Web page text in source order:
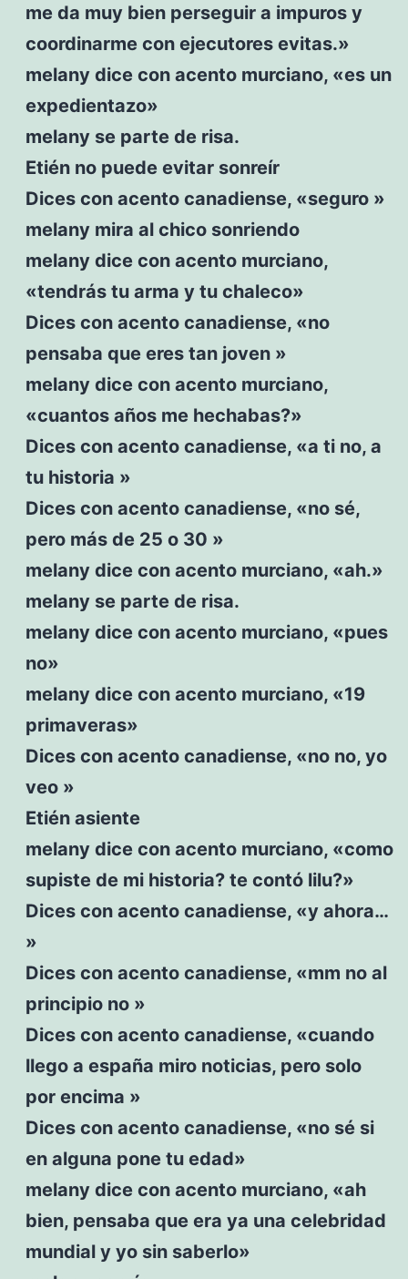
me da muy bien perseguir a impuros y
coordinarme con ejecutores evitas.»
melany dice con acento murciano, «es un
expedientazo»
melany se parte de risa.
Etién no puede evitar sonreír
Dices con acento canadiense, «seguro »
melany mira al chico sonriendo
melany dice con acento murciano,
«tendrás tu arma y tu chaleco»
Dices con acento canadiense, «no
pensaba que eres tan joven »
melany dice con acento murciano,
«cuantos años me hechabas?»
Dices con acento canadiense, «a ti no, a
tu historia »
Dices con acento canadiense, «no sé,
pero más de 25 o 30 »
melany dice con acento murciano, «ah.»
melany se parte de risa.
melany dice con acento murciano, «pues
no»
melany dice con acento murciano, «19
primaveras»
Dices con acento canadiense, «no no, yo
veo »
Etién asiente
melany dice con acento murciano, «como
supiste de mi historia? te contó lilu?»
Dices con acento canadiense, «y ahora…
»
Dices con acento canadiense, «mm no al
principio no »
Dices con acento canadiense, «cuando
llego a españa miro noticias, pero solo
por encima »
Dices con acento canadiense, «no sé si
en alguna pone tu edad»
melany dice con acento murciano, «ah
bien, pensaba que era ya una celebridad
mundial y yo sin saberlo»